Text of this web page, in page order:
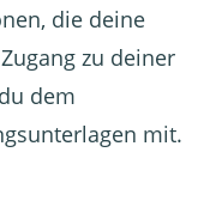
die deine
zu deiner
dem
mit.